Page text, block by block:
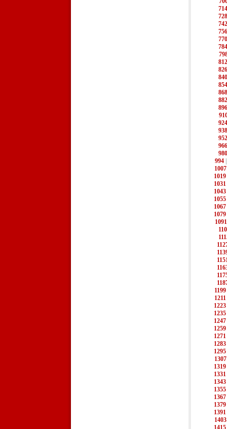
714
728
742
756
770
784
812
826
840
854
868
882
896
924
938
952
966
980
994
1007
1019
1031
1043
1055
1067
1079
1091
1199
1211
1223
1235
1247
1259
1271
1283
1295
1307
1319
1331
1343
1355
1367
1379
1391
1403
1415